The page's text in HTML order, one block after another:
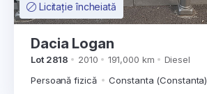
Licitație încheiată
Dacia Logan
Lot 2818 2010 191,000 km
Diesel
Persoană fizică
Constanta (Constanta)